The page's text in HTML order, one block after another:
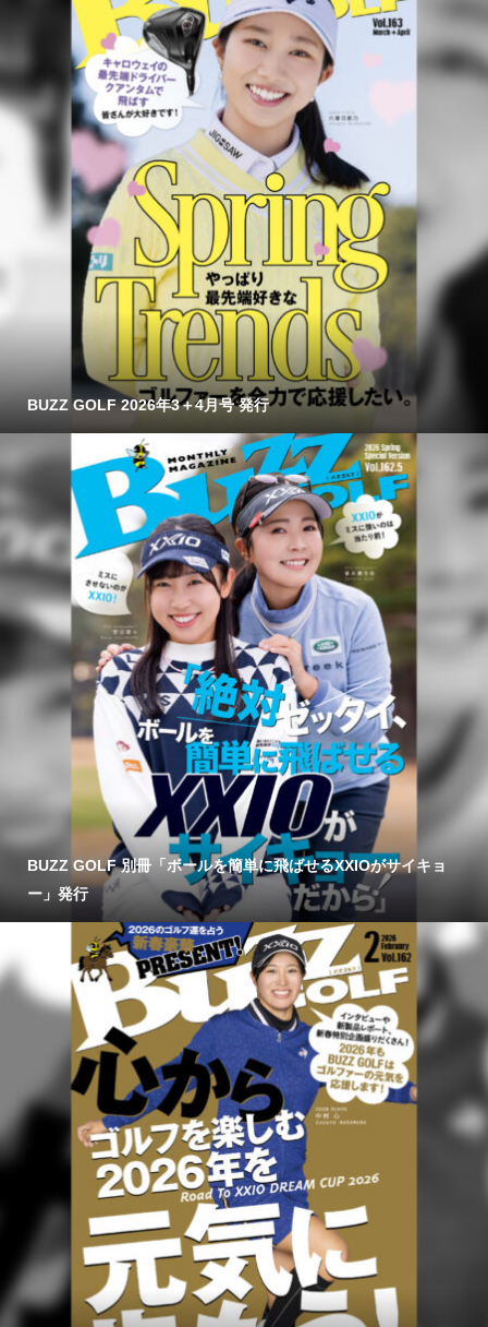
BUZZ GOLF 2026年3＋4月号 発行
BUZZ GOLF 別冊「ボールを簡単に飛ばせるXXIOがサイキョ
ー」発行